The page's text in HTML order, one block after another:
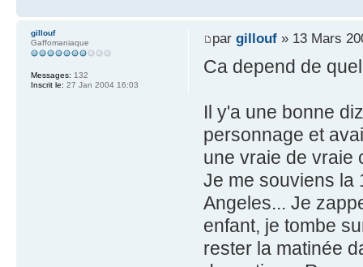
par gillouf» 13 Mars
Ca depend de
Il y'a une bonne
personnage et
une vraie de vraie
Je me souviens la
Angeles... Je
enfant, je tombe
rester la matinée
gillouf
Gaffomaniaque
Messages: 132
Inscrit le: 27 Jan 2004 16:03